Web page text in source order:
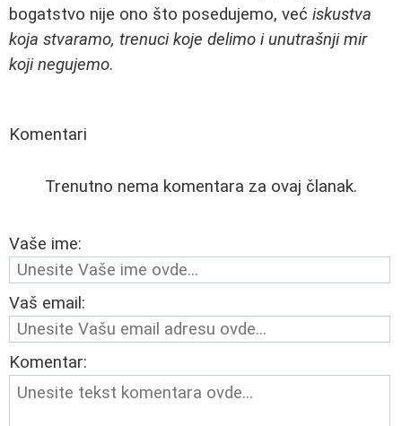
bogatstvo nije ono što posedujemo, već iskustva
koja stvaramo, trenuci koje delimo i unutrašnji mir
koji negujemo.
Komentari
Trenutno nema komentara za ovaj članak.
Vaše ime:
Vaš email:
Komentar: